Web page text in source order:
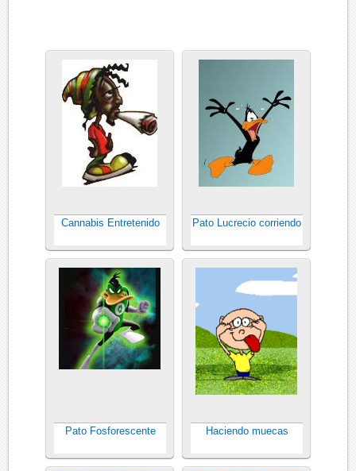
Cannabis Entretenido Pato Lucrecio corriendo
Pato Fosforescente Haciendo muecas